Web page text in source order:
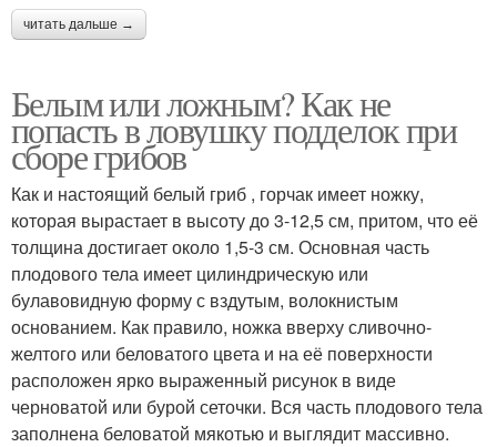
читать дальше →
Белым или ложным? Как не
попасть в ловушку подделок при
сборе грибов
Как и настоящий белый гриб , горчак имеет ножку,
которая вырастает в высоту до 3-12,5 см, притом, что её
толщина достигает около 1,5-3 см. Основная часть
плодового тела имеет цилиндрическую или
булавовидную форму с вздутым, волокнистым
основанием. Как правило, ножка вверху сливочно-
желтого или беловатого цвета и на её поверхности
расположен ярко выраженный рисунок в виде
черноватой или бурой сеточки. Вся часть плодового тела
заполнена беловатой мякотью и выглядит массивно.